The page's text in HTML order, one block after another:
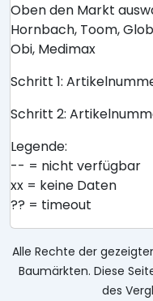
Oben den Markt
Hornbach, Toom,
Obi, Medimax
Schritt 1:
Schritt 2:
Legende:
-- = nicht verfügbar
xx = keine Daten
?? = timeout
Alle Rechte der
Baumärkten. Diese
des